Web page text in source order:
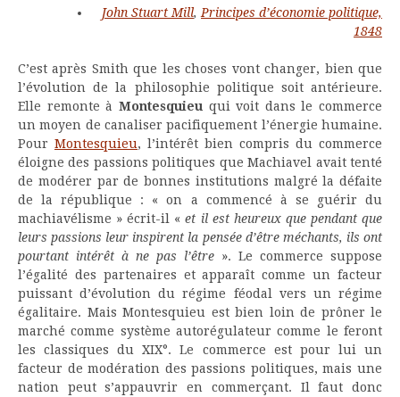
John Stuart Mill, Principes d’économie politique,
1848
C’est après Smith que les choses vont changer, bien que
l’évolution de la philosophie politique soit antérieure.
Elle remonte à Montesquieu qui voit dans le commerce
un moyen de canaliser pacifiquement l’énergie humaine.
Pour Montesquieu, l’intérêt bien compris du commerce
éloigne des passions politiques que Machiavel avait tenté
de modérer par de bonnes institutions malgré la défaite
de la république : « on a commencé à se guérir du
machiavélisme » écrit-il «et il est heureux que pendant que
leurs passions leur inspirent la pensée d’être méchants, ils ont
pourtant intérêt à ne pas l’être ». Le commerce suppose
l’égalité des partenaires et apparaît comme un facteur
puissant d’évolution du régime féodal vers un régime
égalitaire. Mais Montesquieu est bien loin de prôner le
marché comme système autorégulateur comme le feront
les classiques du XIX°. Le commerce est pour lui un
facteur de modération des passions politiques, mais une
nation peut s’appauvrir en commerçant. Il faut donc